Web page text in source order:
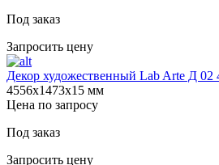
Под заказ
Запросить цену
Декор художественный Lab Arte Д 02
4556х1473х15 мм
Цена по запросу
Под заказ
Запросить цену